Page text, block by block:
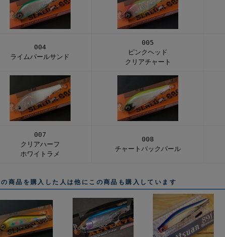
004
ライムパールサンド
005
ピンクヘッド
クリアチャート
007
クリアハーフ
ホワイトラメ
008
チャートバックパール
の商品を購入した人は他にこの商品も購入しています